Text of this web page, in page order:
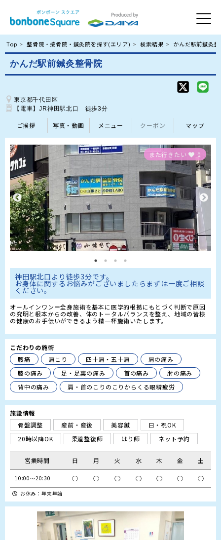
Top 整骨院・接骨院・鍼灸院を探す(エリア) 検索結果 かんだ駅前鍼灸
かんだ駅前鍼灸整骨院
東京都千代田区
【電車】JR神田駅北口　徒歩3分
ご挨拶 写真・動画 メニュー クーポン マップ
また行きたい 0
神田駅北口より徒歩3分です。
お身体に関するお悩みがございましたらまずは一度ご相談
ください。
オールインワン＝全身施術を基本に医学的根拠にもとづく判断で原因
の究明と根本からの改善、体のトータルバランスを整え、地域の皆様
の健康のお手伝いができるよう精一杯施術いたします。
こだわりの施術
腰痛
肩こり 四十肩・五十肩
肩の痛み
膝の痛み
足・足裏の痛み 首の痛み
肘の痛み
背中の痛み
肩・首のこりのこりからくる眼精疲労
施設情報
骨盤調整
産前・産後 美容鍼
日・祝OK
20時以降OK
柔道整復師 はり師 ネット予約
営業時間 日 月 火 水 木 金 土
10:00～20:30 ○ ○ ○ ○ ○ ○ ○
お休み：年末年始